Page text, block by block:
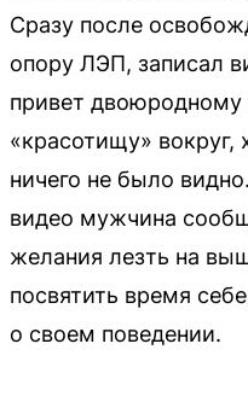
Сразу после
опору ЛЭП, записал
привет двоюродному
«красотищу» вокруг,
ничего не было
видео мужчина
желания лезть на
посвятить время
о своем поведении.